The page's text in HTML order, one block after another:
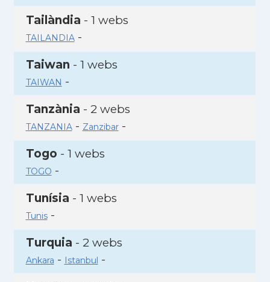
Tailàndia - 1 webs
TAILANDIA-
Taiwan - 1 webs
TAIWAN -
Tanzània - 2 webs
TANZANIA- Zanzibar-
Togo - 1 webs
TOGO -
Tunísia - 1 webs
Tunis-
Turquia - 2 webs
Ankara - Istanbul -